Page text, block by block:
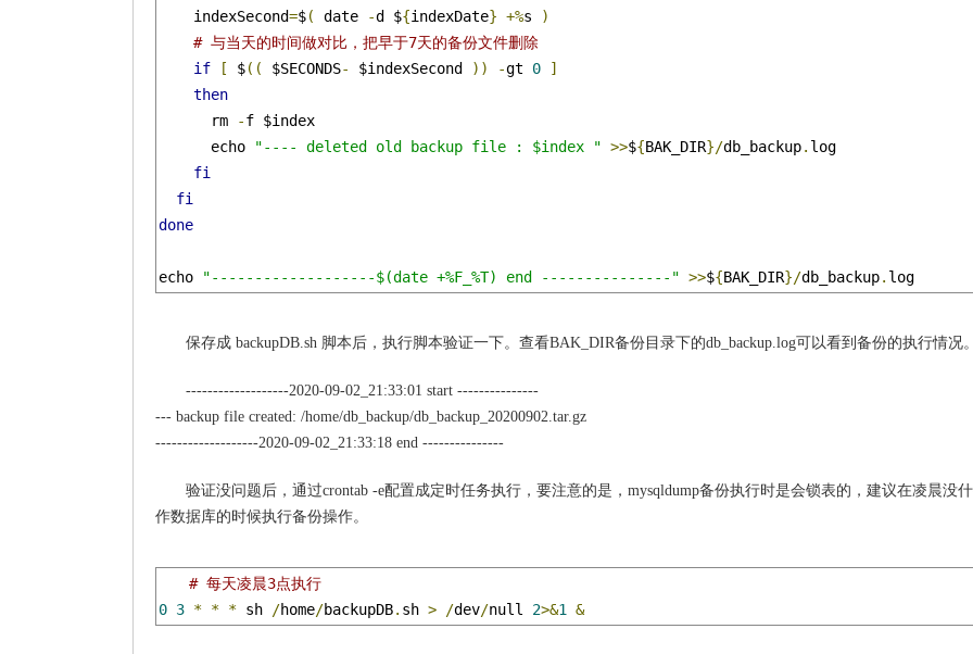
    indexSecond
=$( date -d ${indexDate} +%s
)
# 与当天的时间做对比，把早于7天的备份文件删除
if
[ $(( $SECONDS- $indexSecond )) -gt 0
]
then
      rm
-f $index
      echo
"---- deleted old backup file : $index " >>${BAK_DIR}/db_backup. log
fi
fi
done
echo "-------------------$(date +%F_%T) end ---------------" >>${BAK_DIR}/db_backup. log
保存成 backupDB.sh 脚本后，执行脚本验证一下。查看BAK_DIR备份目录下的db_backup.log可以看到备份的执行情况。
-------------------2020-09-02_21:33:01 start ---------------
--- backup file created: /home/db_backup/db_backup_20200902.tar.gz
-------------------2020-09-02_21:33:18 end ---------------
验证没问题后，通过crontab -e配置成定时任务执行，要注意的是，mysqldump备份执行时是会锁表的，建议在凌晨没
作数据库的时候执行备份操作。
# 每天凌晨3点执行
0 3 * * * sh /home/backupDB. sh > /dev/null 2>&1 &